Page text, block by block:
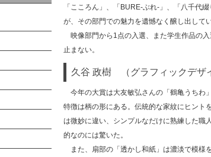
「こころん」、「BURE-ぶれ-」、「八千代
が、その部門での魅力を遺憾なく醸し出して
映像部門から1点の入選、また学生作品の
止まない。
久谷 政樹 （グラフィックデザ
今年の大賞は大友敏弘さんの「鶴亀うちわ
特徴は柄の形にある。伝統的な家紋にヒント
は微妙に違い、シンプルなだけに熟練した職
的なのには驚いた。
また、扇部の「透かし和紙」は濃淡で模様